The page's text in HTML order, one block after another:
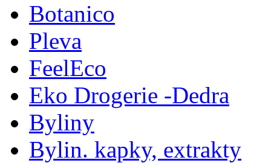
Botanico
Pleva
FeelEco
Eko Drogerie -Dedra
Byliny
Bylin. kapky, extrakty